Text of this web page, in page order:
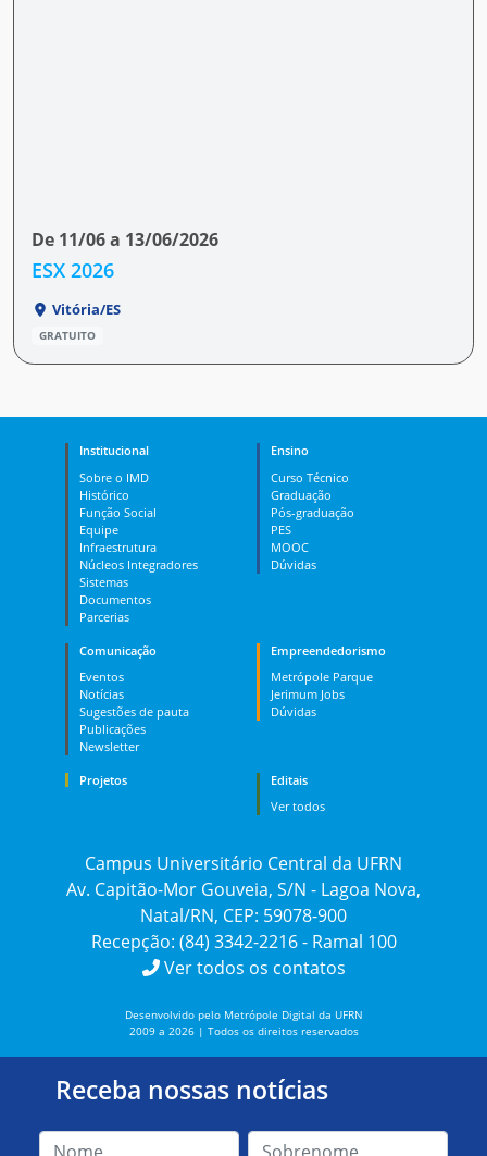
De 11/06 a 13/06/2026
ESX 2026
Vitória/ES
GRATUITO
Institucional
Sobre o IMD
Histórico
Função Social
Equipe
Infraestrutura
Núcleos Integradores
Sistemas
Documentos
Parcerias
Ensino
Curso Técnico
Graduação
Pós-graduação
PES
MOOC
Dúvidas
Comunicação
Eventos
Notícias
Sugestões de pauta
Publicações
Newsletter
Empreendedorismo
Metrópole Parque
Jerimum Jobs
Dúvidas
Projetos
Editais
Ver todos
Campus Universitário Central da UFRN
Av. Capitão-Mor Gouveia, S/N - Lagoa Nova,
Natal/RN, CEP: 59078-900
Recepção: (84) 3342-2216 - Ramal 100
Ver todos os contatos
Desenvolvido pelo Metrópole Digital da UFRN
2009 a 2026 | Todos os direitos reservados
Receba nossas notícias